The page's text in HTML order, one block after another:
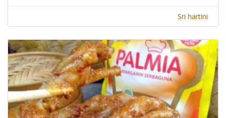
Sri hartini